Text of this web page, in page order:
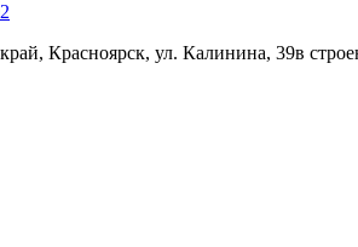
Красноярск, ул. Калинина, 39в